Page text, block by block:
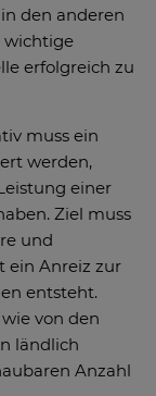
den anderen
wichtige
erfolgreich zu
muss ein
werden,
einer
Ziel muss
und
ein Anreiz zur
entsteht.
von den
ländlich
Anzahl